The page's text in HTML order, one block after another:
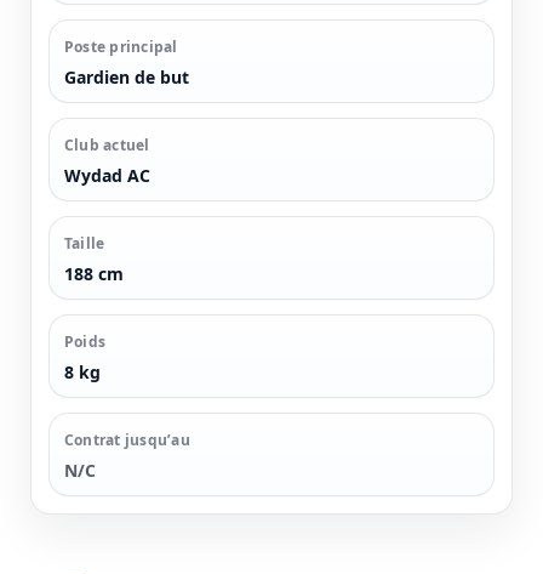
Poste principal
Gardien de but
Club actuel
Wydad AC
Taille
188 cm
Poids
8 kg
Contrat jusqu’au
N/C